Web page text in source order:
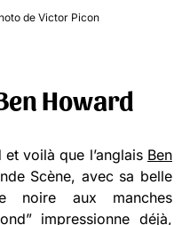
de Victor Picon
Howard
voilà que l’anglais Ben
Scène, avec sa belle
noire aux manches
impressionne déjà,